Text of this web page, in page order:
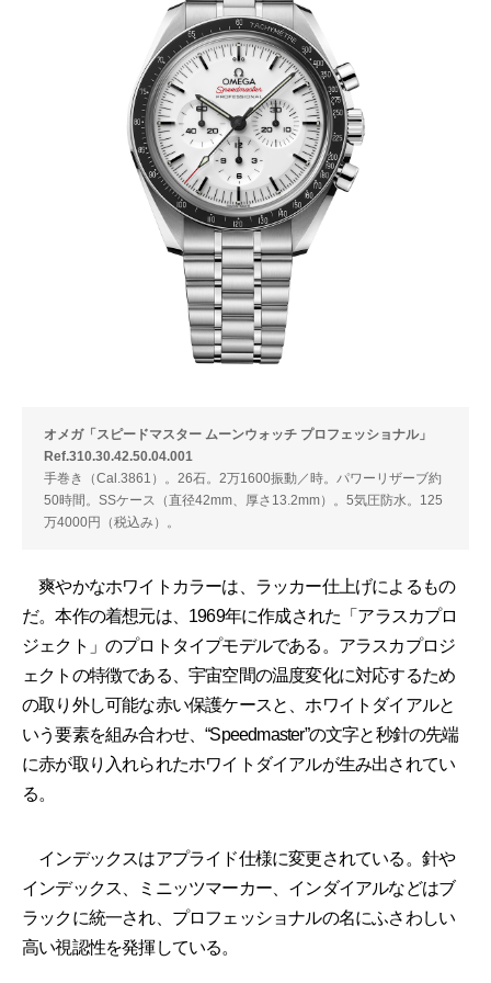
オメガ「スピードマスター ムーンウォッチ プロフェッショナ ル」
Ref.310.30.42.50.04.001
手巻き（Cal.3861）。26石。2万1600振動／時。パワーリザーブ約
50時間。SSケース（直径42mm、厚さ13.2mm）。5気圧防水。125
万4000円（税込み）。
爽やかなホワイトカラーは、ラッカー仕上げによるもの
だ。本作の着想元は、1969年に作成された「アラスカプロ
ジェクト」のプロトタイプモデルである。アラスカプロジ
ェクトの特徴である、宇宙空間の温度変化に対応するため
の取り外し可能な赤い保護ケースと、ホワイトダイアルと
いう要素を組み合わせ、“Speedmaster”の文字と秒針の先端
に赤が取り入れられたホワイトダイアルが生み出されてい
る。
インデックスはアプライド仕様に変更されている。針や
インデックス、ミニッツマーカー、インダイアルなどはブ
ラックに統一され、プロフェッショナルの名にふさわしい
高い視認性を発揮している。